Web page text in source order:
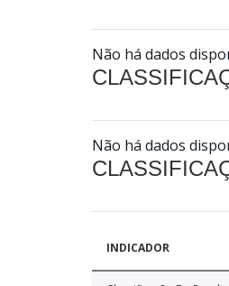
Não há dados
Não há dados
INDICADOR